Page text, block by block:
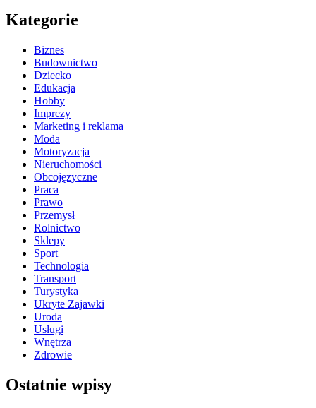
Kategorie
Biznes
Budownictwo
Dziecko
Edukacja
Hobby
Imprezy
Marketing i reklama
Moda
Motoryzacja
Nieruchomości
Obcojęzyczne
Praca
Prawo
Przemysł
Rolnictwo
Sklepy
Sport
Technologia
Transport
Turystyka
Ukryte Zajawki
Uroda
Usługi
Wnętrza
Zdrowie
Ostatnie wpisy